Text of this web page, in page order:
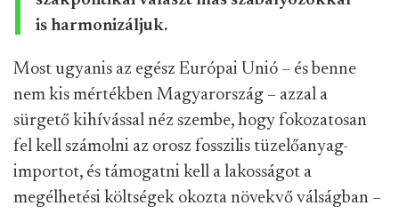
is harmonizáljuk.
Most ugyanis az egész Európai Unió – és benne
nem kis mértékben Magyarország – azzal a
sürgető kihívással néz szembe, hogy fokozatosan
fel kell számolni az orosz fosszilis tüzelőanyag-
importot, és támogatni kell a lakosságot a
megélhetési költségek okozta növekvő válságban –